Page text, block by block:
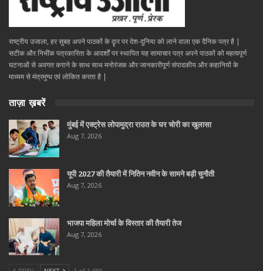
राष्ट्रीय उजाला, हर सुबह अपने पाठकों के दॄार पर देश-दुनिया को लाने वाला एक दैनिक पत्र है |
सटीक और निभींक पत्रकारिता के आदर्शों पर स्थापित यह सामाचार पत्र अपने पाठकों को महत्वपूर्ण
घटनाओं से अवगत कराने के साथ साथ मनोरंजक और जानकारीपूर्ण संपादकीय और कहानियों के
माध्यम से मंत्रमुग्ध एवं लोकित करता है |
ताज़ा ख़बरें
मुंबई में एक्ट्रेस लोपामुद्रा राउत के घर चोरी का खुलासा
Aug 7, 2026
यूपी 2027 की तैयारी में नितिन नवीन के सामने बड़ी चुनौती
Aug 7, 2026
भाजपा महिला मोर्चा के विस्तार की तैयारी तेज
Aug 7, 2026